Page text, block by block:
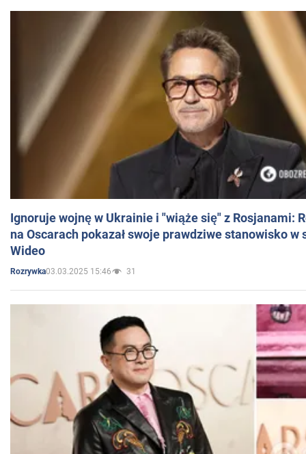
Ignoruje wojnę w Ukrainie i "wiąże się" z Rosjanami:
na Oscarach pokazał swoje prawdziwe stanowisko w
Wideo
Rozrywka03.03.2025 15:46 31